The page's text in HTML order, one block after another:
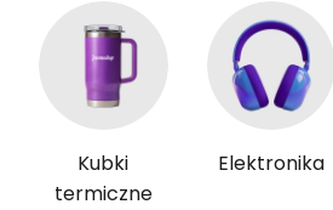
Kubki
termiczne
Elektronika